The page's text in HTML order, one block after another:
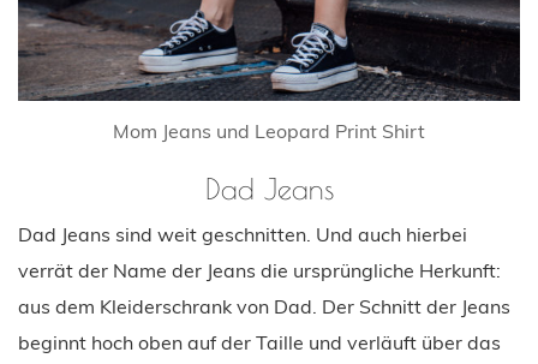
Mom Jeans und Leopard Print Shirt
Dad Jeans
Dad Jeans sind weit geschnitten. Und auch hierbei
verrät der Name der Jeans die ursprüngliche Herkunft:
aus dem Kleiderschrank von Dad. Der Schnitt der Jeans
beginnt hoch oben auf der Taille und verläuft über das